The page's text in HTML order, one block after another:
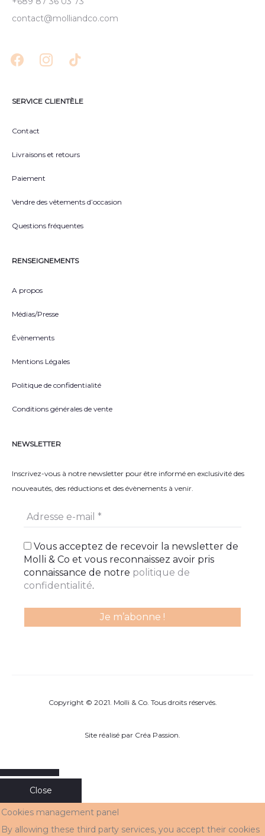
contact@molliandco.com
SERVICE CLIENTÈLE
Contact
Livraisons et retours
Paiement
Vendre des vêtements d’occasion
Questions fréquentes
RENSEIGNEMENTS
A propos
Médias/Presse
Évènements
Mentions Légales
Politique de confidentialité
Conditions générales de vente
NEWSLETTER
Inscrivez-vous à notre newsletter pour être informé en exclusivité des
nouveautés, des réductions et des évènements à venir.
Vous acceptez de recevoir la newsletter de
Molli & Co et vous reconnaissez avoir pris
connaissance de notre politique de
confidentialité.
Copyright © 2021. Molli & Co. Tous droits réservés.
Site réalisé par Créa Passion.
Close
Cookies management panel
By allowing these third party services, you accept their cookies